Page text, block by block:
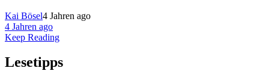
Kai Bösel4 Jahren ago
4 Jahren ago
Keep Reading
Lesetipps